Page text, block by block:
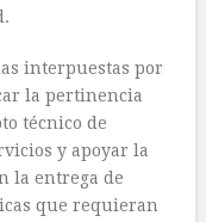
interpuestas por
la pertinencia
técnico de
y apoyar la
la entrega de
que requieran